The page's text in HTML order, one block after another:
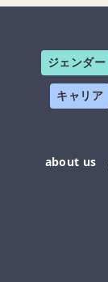
ジェンダー
キャリア
about us